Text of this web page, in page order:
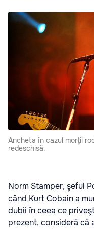
Ancheta în cazul morţii
redeschisă.
Norm Stamper, şeful
când Kurt Cobain a
dubii în ceea ce
prezent, consideră că